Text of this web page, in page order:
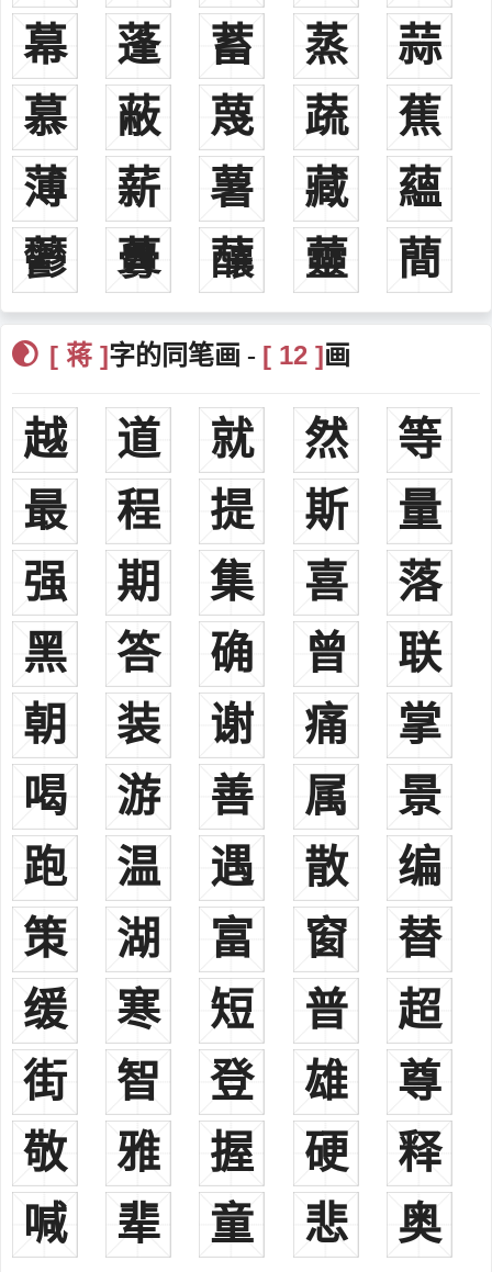
度使、同中书门下平章事、太子少保、太子太傅，赠太尉。大和年
蒋系唐朝，入直史馆，大和年升右拾遗，史馆修撰，历任工部、
蒋将明任河中使府，侍御史，左司朗中，国子司业，集贤殿学士
蒋俨唐朝，封大将军，文学家，授朝散大夫，任幽州司马，高宗
时人蒲州刺使，太子右卫副帅，以太子詹事致仕，封义兴冲冲县子，
卒赠礼部尚书，世居宜兴。
蒋涣任鸿胪卿，右散骑常侍，官终礼部尚书。
蒋钦绪唐朝，唐莱州胶水县人，累任太常博士。任吏部的员外郎
蒋清莱州胶水人。蒋钦绪之子。官至太子校书郎、巩县丞。
侍郎，后为避湖南马殷之乱避徙吉州遂兴南乡衡溪开基。
蒋浚明北宋，浙江奉化人，北宋时为中书平章事，赠金紫光禄大
夫。
蒋岘南宋，浙江人，南宋宁宗进士，官至刑部尚书，殿中待御史
蒋琉浙江人，官至朝议大夫
蒋允济南宋（1104～1167年），南宋初年，字德施，桂林市兴安
县高尚乡江东村人，其父蒋熙是个读书人，但一生穷困潦倒。生允升
和允济二子，幼时家贫，亲自教读。允升、允济勤学苦读。于宋高宗
绍兴二年兄弟二人同时考取进士，成为一时美谈。乾道三年，蒋允济
最后调升邕州知州兼邕管安抚使，死于任上，积官朝请大夫。
蒋重珍宋朝，无锡人，宋宁宗十六年癸未科状元。集英殿修撰身
份任安吉知州，代理刑部侍郎，为朝请大夫
蒋芾今宜兴杨巷镇人。蒋俨公十六世孙。被授予起居郎兼直学士
院、中书舍人，端明殿学士、签书枢密院事兼代参知政事升为左正议
大夫、右仆射、同中书门下平章事兼枢密使。出知绍兴，并定居。
蒋默字静之，系蒋俨公二十二世孙。任大理寺评事，游学义乌，
创居苏溪。
蒋之奇常州宜兴人。官至宰相。
蒋锴宜兴人，官至侍从
蒋贲宋朝（1006-1078），字国华，吉州龙泉南乡衡溪人。天圣八
年进士。历官广信军通判、三司度支判官、河北转运使、夔州转运
使、三司盐铁判官。
蒋猷宋朝（？-约1126），字仲远，润州金坛人。官至吏部、工
部、刑部、兵部等四部尚书
蒋灿宜兴人，补将侍郎，调承务郎代户部侍郎，历任平江、临
蒋兴祖蒋之奇之孙。以荫任铙州司录，因功升官，知开封阳武
县。
幕
蓬 蓄 蒸
蒜
慕
蔽 蔑 蔬
蕉
薄
薪 薯 藏
蘊
䖇
虋 䖆 䖅 蕳
[ 蒋 ]字的同笔画 - [ 12 ]画
越 道 就 然
等
最
程 提 斯
量
强
期 集 喜
落
黑
答 确 曾
联
朝
装 谢 痛
掌
喝
游 善 属
景
跑
温 遇 散
编
策
湖 富 窗
替
缓
寒 短 普
超
街
智 登 雄
尊
敬
雅 握 硬
释
喊
辈 童 悲 奥